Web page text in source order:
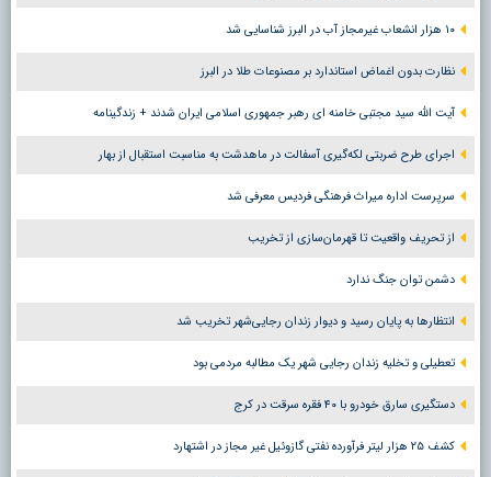
۱۰ هزار انشعاب غیرمجاز آب در البرز شناسایی شد
نظارت بدون اغماض استاندارد بر مصنوعات طلا در البرز
آیت الله سید مجتبی خامنه ای رهبر جمهوری اسلامی ایران شدند + زندگینامه
اجرای طرح ضربتی لکه‌گیری آسفالت در ماهدشت به مناسبت استقبال از بهار
سرپرست اداره میراث فرهنگی فردیس معرفی شد
از تحریف واقعیت تا قهرمان‌سازی از تخریب
دشمن توان جنگ ندارد
انتظارها به پایان رسید و دیوار زندان رجایی‌شهر تخریب شد
تعطیلی و تخلیه زندان رجایی شهر یک مطالبه مردمی بود
دستگیری سارق خودرو با ۴۰ فقره سرقت در کرج
کشف ۲۵ هزار لیتر فرآورده نفتی گازوئیل غیر مجاز در اشتهارد